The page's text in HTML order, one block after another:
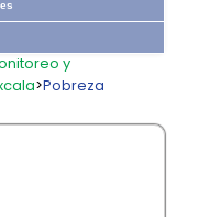
y
>Pobreza